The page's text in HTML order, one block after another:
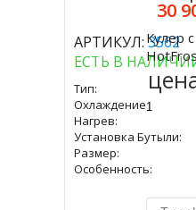
АРТИКУЛ:3562
ЕСТЬ В
Тип:
Охлаждение:
Нагрев:
Установка Бутыли:
Размер:
Особенность:
30
Купить
Кулер